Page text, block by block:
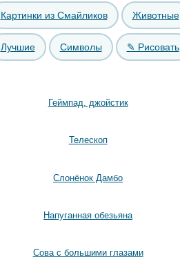
Картинки из Смайликов Животные
Лучшие Символы ✎ Рисовать
Геймпад, джойстик
Телескоп
Слонёнок Дамбо
Напуганная обезьяна
Сова с большими глазами